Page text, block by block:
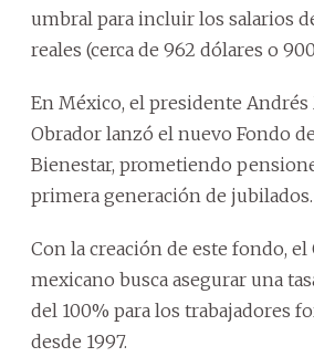
umbral para incluir los salarios
reales (cerca de 962 dólares o
En México, el presidente
Obrador lanzó el nuevo Fondo
Bienestar, prometiendo
primera generación de jubilados.
Con la creación de este fondo,
mexicano busca asegurar una
del 100% para los trabajadores
desde 1997.